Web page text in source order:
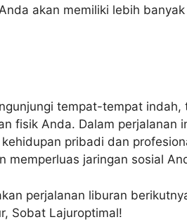
akan memiliki lebih
tempat-tempat indah,
fisik Anda. Dalam perjalanan
pribadi dan
memperluas jaringan sosial
perjalanan liburan
Sobat Lajuroptimal!